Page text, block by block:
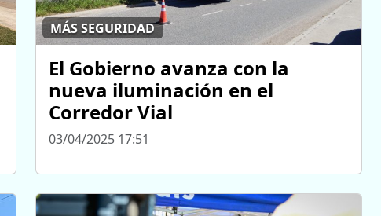
MÁS SEGURIDAD
El Gobierno avanza con la
nueva iluminación en el
Corredor Vial
03/04/2025 17:51